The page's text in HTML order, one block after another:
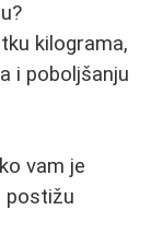
kilograma,
i poboljšanju
vam je
postižu